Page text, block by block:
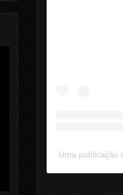
Uma publicação